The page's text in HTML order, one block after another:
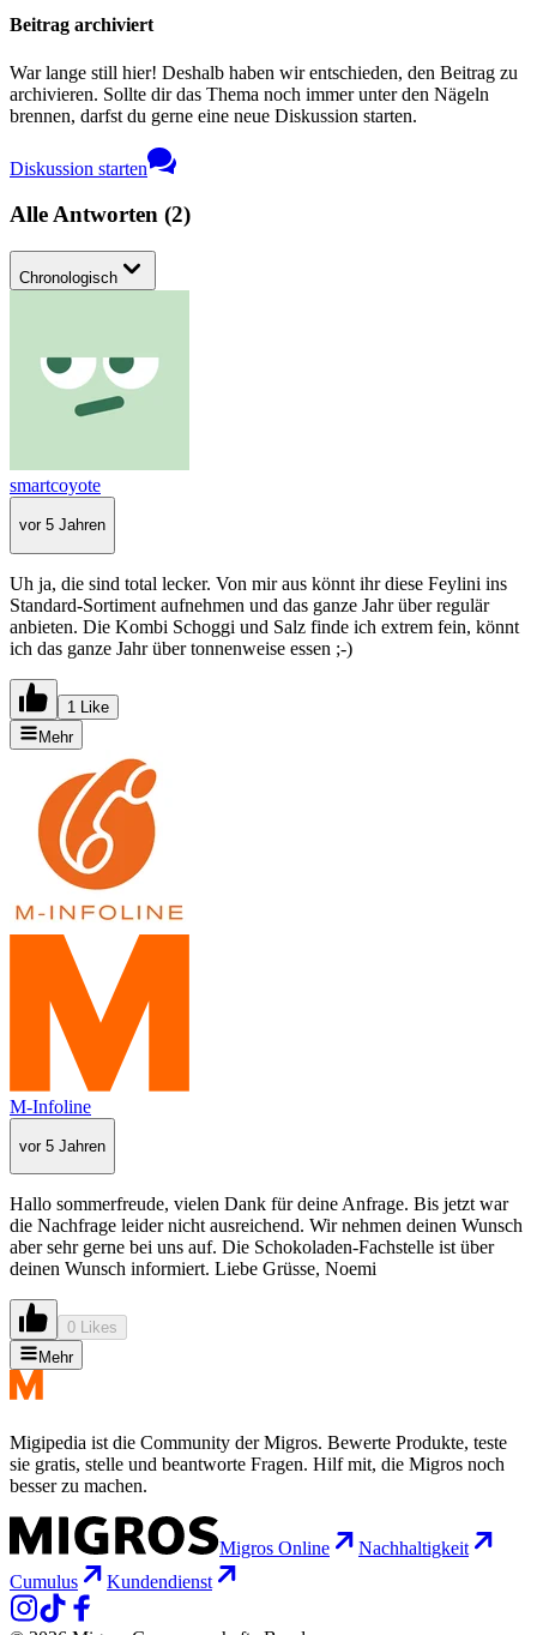
Beitrag archiviert
War lange still hier! Deshalb haben wir entschieden, den Beitrag zu
archivieren. Sollte dir das Thema noch immer unter den Nägeln
brennen, darfst du gerne eine neue Diskussion starten.
Diskussion starten
Alle Antworten (2)
Chronologisch
smartcoyote
vor 5 Jahren
Uh ja, die sind total lecker. Von mir aus könnt ihr diese Feylini ins
Standard-Sortiment aufnehmen und das ganze Jahr über regulär
anbieten. Die Kombi Schoggi und Salz finde ich extrem fein, könnt
ich das ganze Jahr über tonnenweise essen ;-)
1 Like
Mehr
M-Infoline
vor 5 Jahren
Hallo sommerfreude, vielen Dank für deine Anfrage. Bis jetzt war
die Nachfrage leider nicht ausreichend. Wir nehmen deinen Wunsch
aber sehr gerne bei uns auf. Die Schokoladen-Fachstelle ist über
deinen Wunsch informiert. Liebe Grüsse, Noemi
0 Likes
Mehr
Migipedia ist die Community der Migros. Bewerte Produkte, teste
sie gratis, stelle und beantworte Fragen. Hilf mit, die Migros noch
besser zu machen.
Migros Online
Nachhaltigkeit
Cumulus
Kundendienst